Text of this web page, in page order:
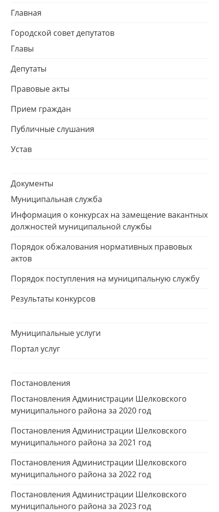
Главная
Городской совет депутатов
Главы
Депутаты
Правовые акты
Прием граждан
Публичные слушания
Устав
Документы
Муниципальная служба
Информация о конкурсах на замещение вакантных
должностей муниципальной службы
Порядок обжалования нормативных правовых
актов
Порядок поступления на муниципальную службу
Результаты конкурсов
Муниципальные услуги
Портал услуг
Постановления
Постановления Администрации Шелковского
муниципального района за 2020 год
Постановления Администрации Шелковского
муниципального района за 2021 год
Постановления Администрации Шелковского
муниципального района за 2022 год
Постановления Администрации Шелковского
муниципального района за 2023 год